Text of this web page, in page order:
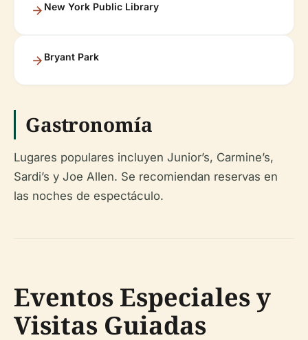
New York Public Library
Bryant Park
Gastronomía
Lugares populares incluyen Junior’s, Carmine’s,
Sardi’s y Joe Allen. Se recomiendan reservas en
las noches de espectáculo.
Eventos Especiales y
Visitas Guiadas